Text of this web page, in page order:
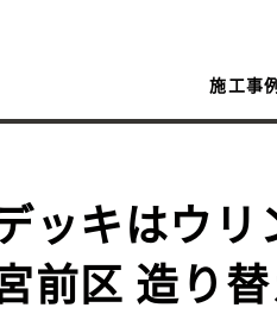
施工事
ッキはウ
区 造り替